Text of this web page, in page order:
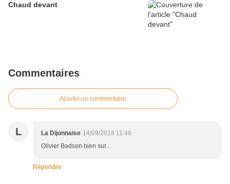
Chaud devant
Commentaires
Ajouter un commentaire
L La Dijonnaise 14/09/2018 11:46
Olivier Bodson bien sur...
Répondre